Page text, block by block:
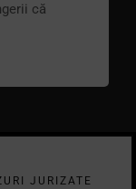
că
JURIZATE